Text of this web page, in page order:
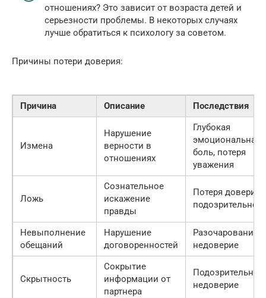
отношениях? Это зависит от возраста детей и
серьезности проблемы. В некоторых случаях
лучше обратиться к психологу за советом.
Причины потери доверия:
Причина Описание Последствия
Измена
Нарушение
верности в
отношениях
Глубокая
эмоциональная
боль, потеря
уважения
Ложь
Сознательное
искажение
правды
Потеря доверия,
Невыполнение
обещаний
Нарушение
договоренностей
Разочарование,
недоверие
Скрытность
Сокрытие
информации от
партнера
недоверие